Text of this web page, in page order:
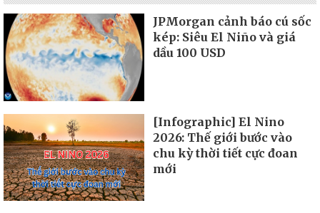
JPMorgan cảnh báo cú sốc
kép: Siêu El Niño và giá
dầu 100 USD
[Infographic] El Nino
2026: Thế giới bước vào
chu kỳ thời tiết cực đoan
mới